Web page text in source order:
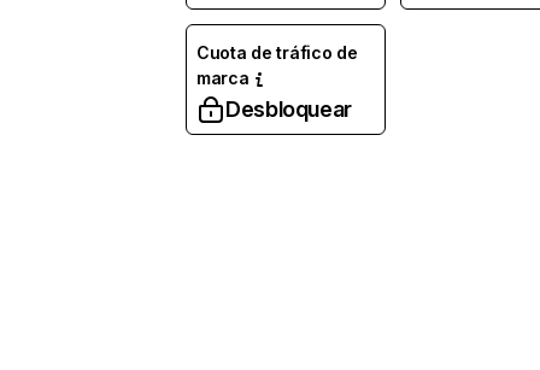
Cuota de tráfico de
marca
Desbloquear